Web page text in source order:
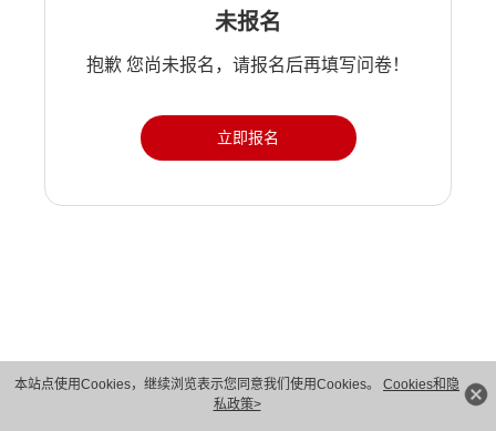
本站点使用Cookies，继续浏览表示您同意我们使用Cookies。 Cookies和隐
私政策>
未报名
抱歉 您尚未报名，请报名后再填写问卷！
立即报名
版权所有 © 华为技术有限公司 1998-2026。 保留一切权利。粤A2-20044005号
隐私保护
法律声明